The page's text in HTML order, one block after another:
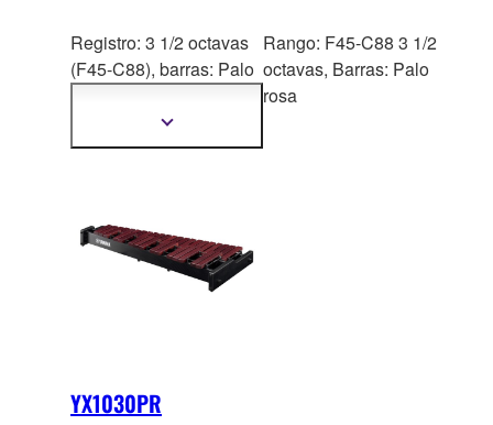
Registro: 3 1/2 octavas
(F45-C88), barras: Palo
Acoustalon (YX-500F)
Mostrar
Rango: F45-C88 3 1/2
octavas, Barras: Palo
rosa
YX1030PR